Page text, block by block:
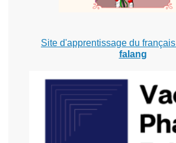
Site d'apprentissage du français
falang